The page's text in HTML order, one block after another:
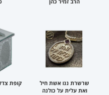
שרשרת ננו אשת חיל
ואת עלית על כולנה
קופת